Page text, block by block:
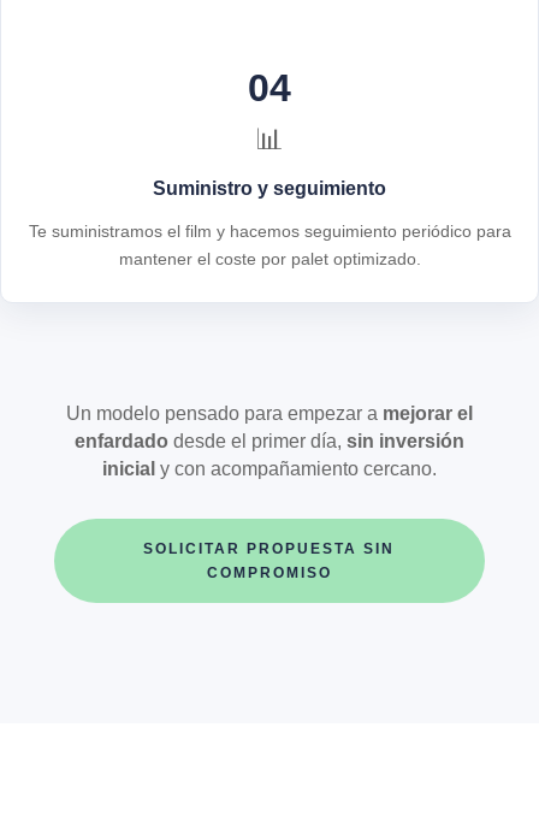
04
📊
Suministro y seguimiento
Te suministramos el film y hacemos seguimiento periódico para
mantener el coste por palet optimizado.
Un modelo pensado para empezar a mejorar el
enfardado desde el primer día, sin inversión
inicial y con acompañamiento cercano.
SOLICITAR PROPUESTA SIN
COMPROMISO